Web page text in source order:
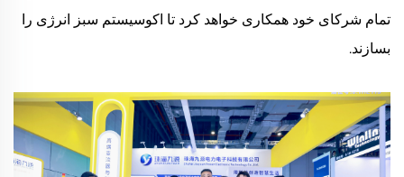
تمام شرکای خود همکاری خواهد کرد تا اکوسیستم سبز انرژی را
بسازند.